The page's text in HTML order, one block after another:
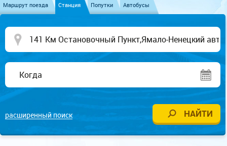
Маршрут поезда Станция Попутки Автобусы
расширенный поиск